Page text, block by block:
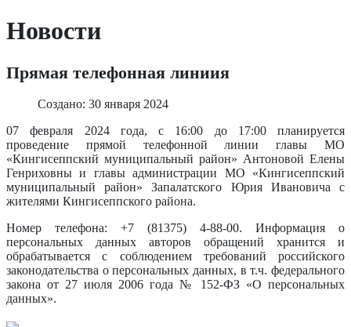
Новости
Прямая телефонная линиия
Создано: 30 января 2024
07 февраля 2024 года, с 16:00 до 17:00 планируется
проведение прямой телефонной линии главы МО
«Кингисеппский муниципальный район» Антоновой Елены
Генриховны и главы администрации МО «Кингисеппский
муниципальный район» Запалатского Юрия Ивановича с
жителями Кингисеппского района.
Номер телефона: +7 (81375) 4-88-00. Информация о
персональных данных авторов обращений хранится и
обрабатывается с соблюдением требований российского
законодательства о персональных данных, в т.ч. федерального
закона от 27 июля 2006 года № 152-ФЗ «О персональных
данных».